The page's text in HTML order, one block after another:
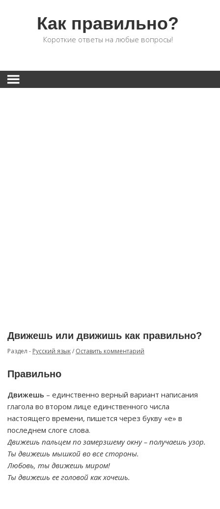
Как правильно?
Короткие ответы на любые вопросы!
Движешь или движишь как правильно?
Раздел - Русский язык/ Оставить комментарий
Правильно
Движешь – единственно верный вариант написания
глагола во втором лице единственного числа
настоящего времени, пишется через букву «е» в
последнем слоге слова.
Движешь пальцем по замерзшему окну – получаешь узор.
Ты движешь мышкой во все стороны.
Любовь, ты движешь миром!
Ты движешь ее головой как хочешь.